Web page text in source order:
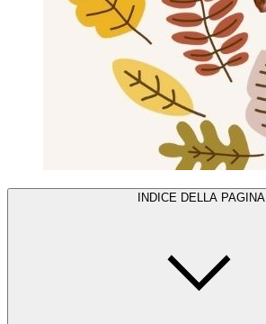
INDICE DELLA PAGINA